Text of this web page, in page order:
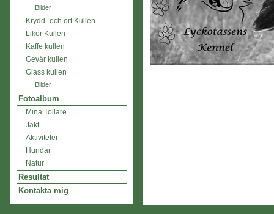
Bilder
Krydd- och ört Kullen
Likör Kullen
Kaffe kullen
Gevär kullen
Glass kullen
Bilder
Fotoalbum
Mina Tollare
Jakt
Aktiviteter
Hundar
Natur
Resultat
Kontakta mig